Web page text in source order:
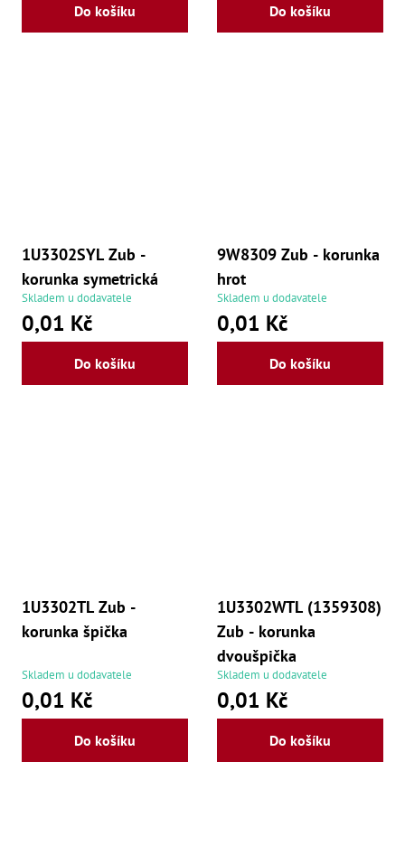
Do košíku Do košíku
1U3302SYL Zub -
korunka symetrická
Skladem u dodavatele
0,01 Kč
Do košíku
9W8309 Zub - korunka
hrot
Skladem u dodavatele
0,01 Kč
Do košíku
1U3302TL Zub -
korunka špička
Skladem u dodavatele
0,01 Kč
Do košíku
1U3302WTL (1359308)
Zub - korunka
dvoušpička
Skladem u dodavatele
0,01 Kč
Do košíku